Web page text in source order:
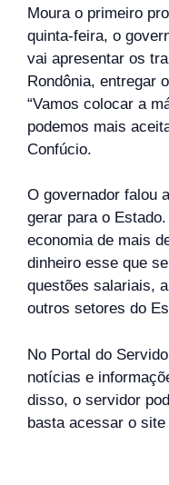
Moura o primeiro
quinta-feira, o
vai apresentar os
Rondônia, entregar
“Vamos colocar a
podemos mais
Confúcio.
O governador falou
gerar para o
economia de mais
dinheiro esse que
questões salariais,
outros setores do
No Portal do
notícias e
disso, o servidor
basta acessar o